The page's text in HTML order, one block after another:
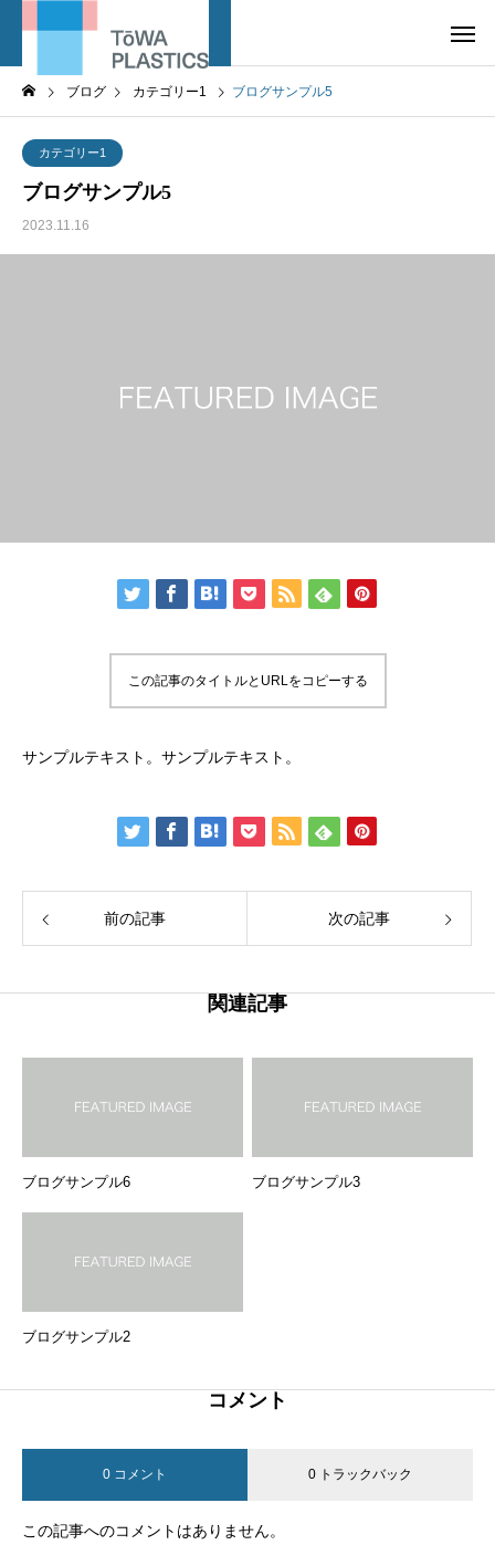
ブログ カテゴリー1 ブログサンプル5
カテゴリー1
ブログサンプル5
2023.11.16
この記事のタイトルとURLをコピーする
サンプルテキスト。サンプルテキスト。
前の記事 次の記事
関連記事
ブログサンプル6 ブログサンプル3
ブログサンプル2
コメント
0 コメント 0 トラックバック
この記事へのコメントはありません。